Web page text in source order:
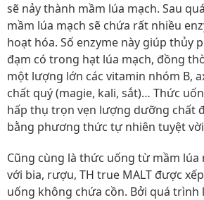
sẽ nảy thành mầm lúa mạch. Sau
mầm lúa mạch sẽ chứa rất nhiều
hoạt hóa. Số enzyme này giúp thủy
đạm có trong hạt lúa mạch, đồng
một lượng lớn các vitamin nhóm B,
chất quý (magie, kali, sắt)… Thức
hấp thụ trọn vẹn lượng dưỡng chất
bằng phương thức tự nhiên tuyệt vời
Cũng cùng là thức uống từ mầm lúa
với bia, rượu, TH true MALT được
uống không chứa cồn. Bởi quá trình